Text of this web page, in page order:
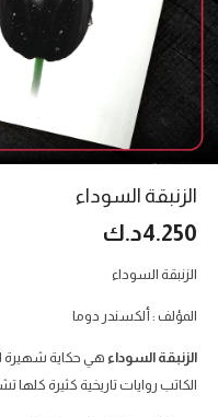
الزنبقة السوداء
4.250د.ك
الزنبقة السوداء
المؤلف : ألكسندر دوما
الزنبقة السوداء هي حكاية شهيرة
الكاتب روايات تاريخية كثيرة